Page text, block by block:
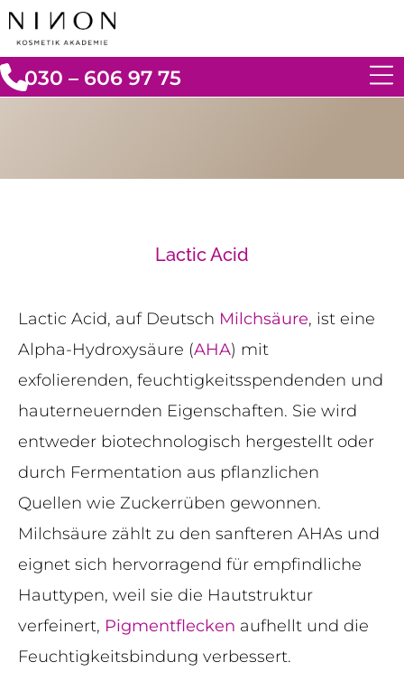
030 – 606 97 75
Lactic Acid
Lactic Acid, auf Deutsch Milchsäure, ist eine
Alpha-Hydroxysäure (AHA) mit
exfolierenden, feuchtigkeitsspendenden und
hauterneuernden Eigenschaften. Sie wird
entweder biotechnologisch hergestellt oder
durch Fermentation aus pflanzlichen
Quellen wie Zuckerrüben gewonnen.
Milchsäure zählt zu den sanfteren AHAs und
eignet sich hervorragend für empfindliche
Hauttypen, weil sie die Hautstruktur
verfeinert, Pigmentflecken aufhellt und die
Feuchtigkeitsbindung verbessert.